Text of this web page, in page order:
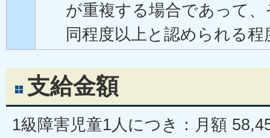
が重複する場合であって
同程度以上と認められる程
支給金額
1級障害児童1人につき：月額